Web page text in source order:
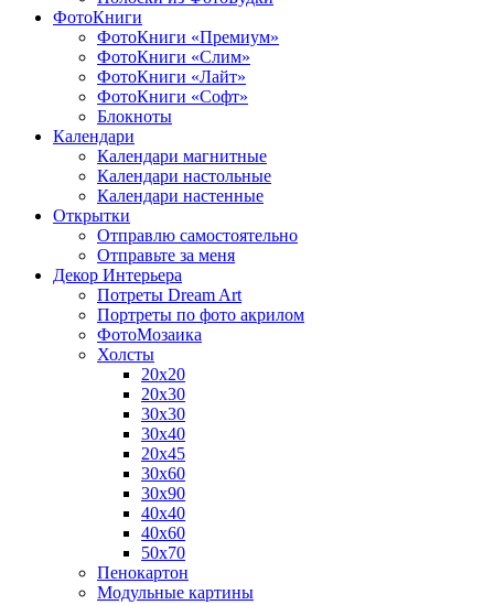
ФотоКниги
ФотоКниги «Премиум»
ФотоКниги «Слим»
ФотоКниги «Лайт»
ФотоКниги «Софт»
Блокноты
Календари
Календари магнитные
Календари настольные
Календари настенные
Открытки
Отправлю самостоятельно
Отправьте за меня
Декор Интерьера
Потреты Dream Art
Портреты по фото акрилом
ФотоМозаика
Холсты
20х20
20х30
30х30
30х40
20х45
30х60
30х90
40х40
40х60
50х70
Пенокартон
Модульные картины